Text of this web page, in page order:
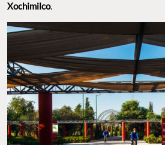
Xochimilco.